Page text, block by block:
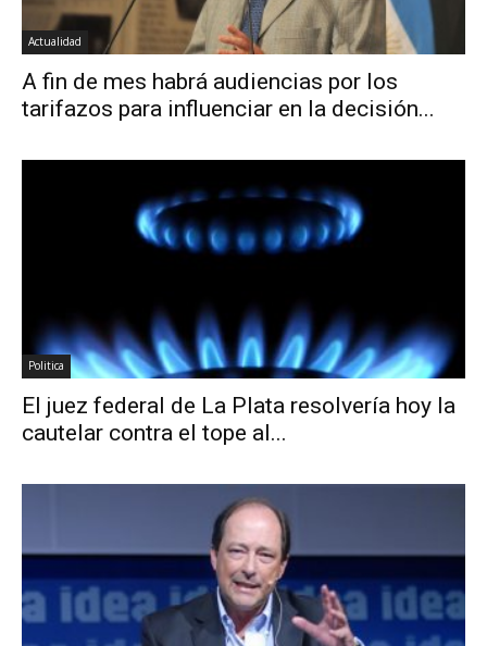
Actualidad
A fin de mes habrá audiencias por los
tarifazos para influenciar en la decisión...
Politica
El juez federal de La Plata resolvería hoy la
cautelar contra el tope al...